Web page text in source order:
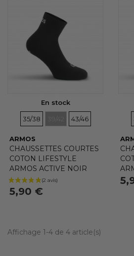
En stock
TAILLES
35/38
TAILLESTAILLES
43/46
ARMOS
CHAUSSETTES COURTES
COTON LIFESTYLE
ARMOS ACTIVE NOIR
5,90 €
Affichage 1-4 de 4 article(s)